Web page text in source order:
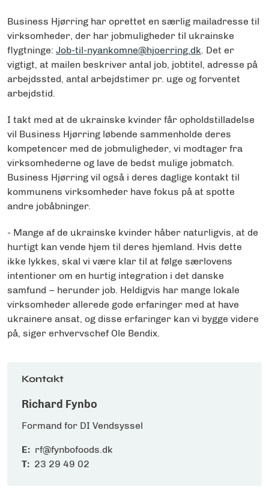
Business Hjørring har oprettet en særlig mailadresse til
virksomheder, der har jobmuligheder til ukrainske
flygtninge: Job-til-nyankomne@hjoerring.dk. Det er
vigtigt, at mailen beskriver antal job, jobtitel, adresse på
arbejdssted, antal arbejdstimer pr. uge og forventet
arbejdstid.
I takt med at de ukrainske kvinder får opholdstilladelse
vil Business Hjørring løbende sammenholde deres
kompetencer med de jobmuligheder, vi modtager fra
virksomhederne og lave de bedst mulige jobmatch.
Business Hjørring vil også i deres daglige kontakt til
kommunens virksomheder have fokus på at spotte
andre jobåbninger.
- Mange af de ukrainske kvinder håber naturligvis, at de
hurtigt kan vende hjem til deres hjemland. Hvis dette
ikke lykkes, skal vi være klar til at følge særlovens
intentioner om en hurtig integration i det danske
samfund – herunder job. Heldigvis har mange lokale
virksomheder allerede gode erfaringer med at have
ukrainere ansat, og disse erfaringer kan vi bygge videre
på, siger erhvervschef Ole Bendix.
Kontakt
Richard Fynbo
Formand for DI Vendsyssel
E: rf@fynbofoods.dk
T: 23 29 49 02